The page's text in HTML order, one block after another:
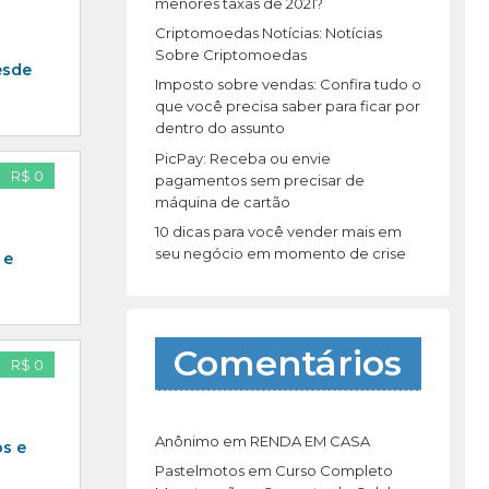
R$ 0
R$ 0
e
:
Criptomoedas Notícias: Notícias
Sobre Criptomoedas
Imposto sobre vendas: Confira tudo o
que você precisa saber para ficar por
dentro do assunto
PicPay: Receba ou envie
pagamentos sem precisar de
máquina de cartão
10 dicas para você vender mais em
seu negócio em momento de crise
Comentários
Anônimo em RENDA EM CASA
Pastelmotosem Curso Completo